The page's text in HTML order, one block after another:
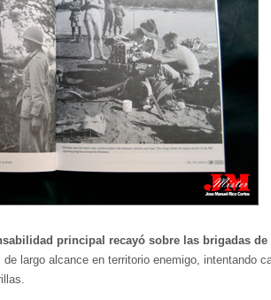
principal recayó sobre las brigadas de
de largo alcance en territorio enemigo, intentando